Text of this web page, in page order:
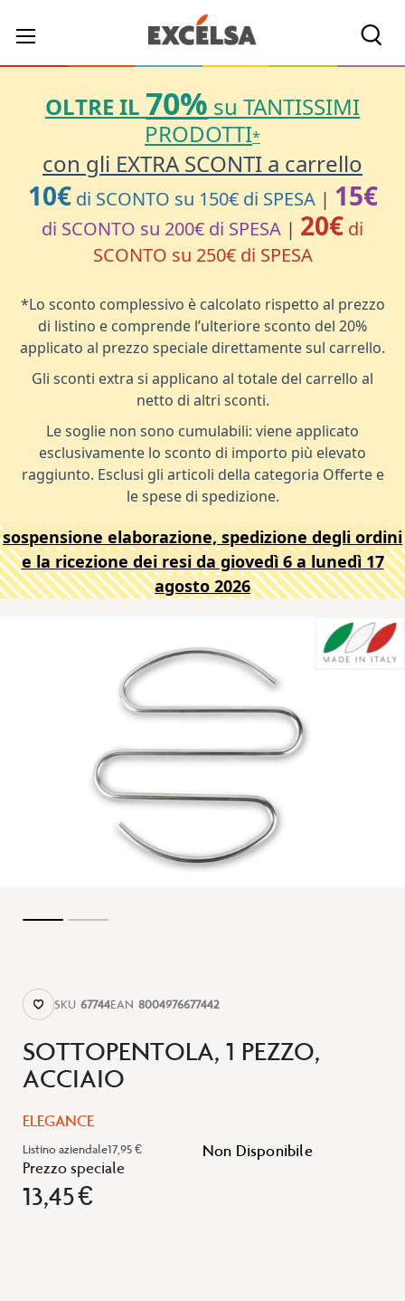
OLTRE IL 70% su TANTISSIMI
PRODOTTI*
con gli EXTRA SCONTI a carrello
10€ di SCONTO su 150€ di SPESA| 15€
di SCONTO su 200€ di SPESA | 20€ di
SCONTO su 250€ di SPESA
*Lo sconto complessivo è calcolato rispetto al prezzo
di listino e comprende l’ulteriore sconto del 20%
applicato al prezzo speciale direttamente sul carrello.
Gli sconti extra si applicano al totale del carrello al
netto di altri sconti.
Le soglie non sono cumulabili: viene applicato
esclusivamente lo sconto di importo più elevato
raggiunto. Esclusi gli articoli della categoria Offerte e
le spese di spedizione.
sospensione elaborazione, spedizione degli ordini
e la ricezione dei resi da giovedì 6 a lunedì 17
agosto 2026
SOTTOPENTOLA, 1 PEZZO,
ACCIAIO
Listino aziendale17,95 €
Prezzo speciale
13,45 €
Non Disponibile
SKU 67744EAN 8004976677442
ELEGANCE